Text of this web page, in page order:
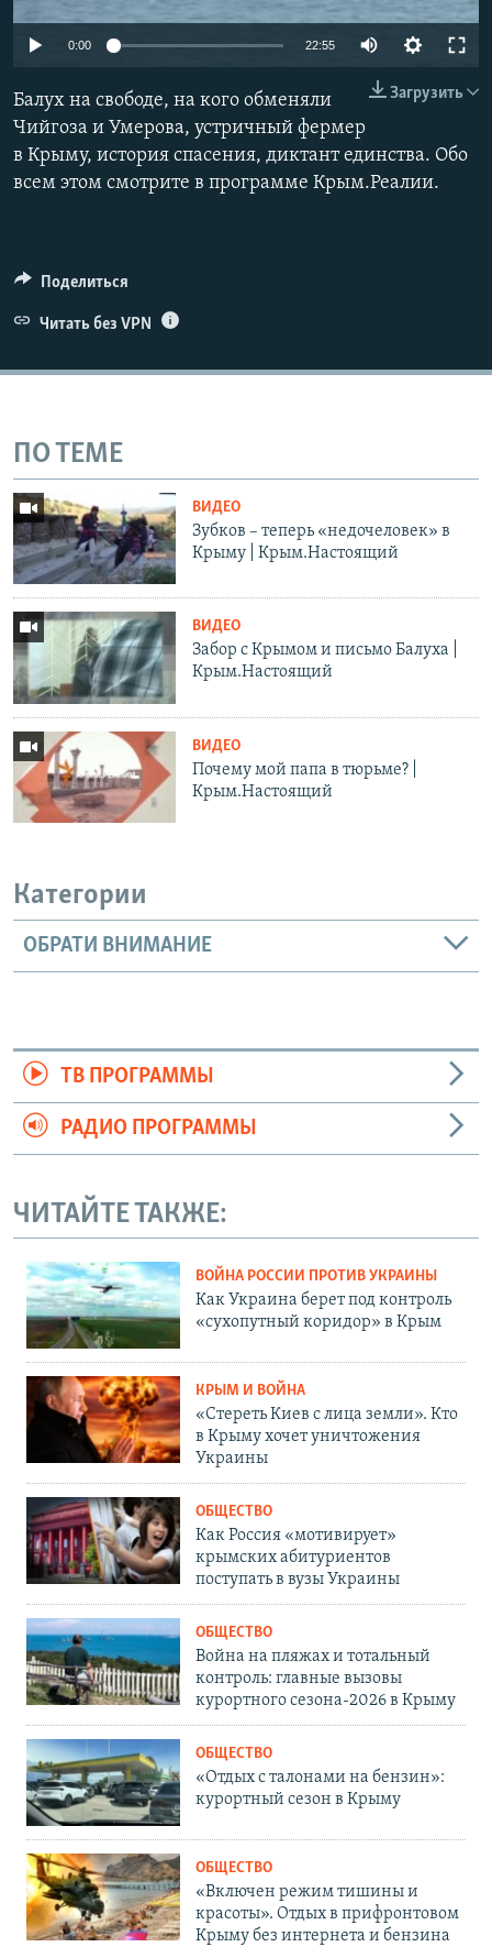
ПОБЕДИТЕЛЕЙ НЕ СУДЯТ?
ELIFBE
УКРАИНСКАЯ ПРОБЛЕМА КРЫМА
Все сайты RFE/RL
0:00 22:55
Загрузить
Балух на свободе, на кого обменяли
Чийгоза и Умерова, устричный фермер
в Крыму, история спасения, диктант единства. Обо
всем этом смотрите в программе Крым.Реалии.
Поделиться
Читать без VPN
ПО ТЕМЕ
ВИДЕО
Зубков – теперь «недочеловек» в
Крыму | Крым.Настоящий
ВИДЕО
Забор с Крымом и письмо Балуха |
Крым.Настоящий
ВИДЕО
Почему мой папа в тюрьме? |
Крым.Настоящий
Категории
ОБРАТИ ВНИМАНИЕ
ТВ ПРОГРАММЫ
РАДИО ПРОГРАММЫ
ЧИТАЙТЕ ТАКЖЕ:
ВОЙНА РОССИИ ПРОТИВ УКРАИНЫ
Как Украина берет под контроль
«сухопутный коридор» в Крым
КРЫМ И ВОЙНА
«Стереть Киев с лица земли». Кто
в Крыму хочет уничтожения
Украины
ОБЩЕСТВО
Как Россия «мотивирует»
крымских абитуриентов
поступать в вузы Украины
ОБЩЕСТВО
Война на пляжах и тотальный
контроль: главные вызовы
курортного сезона-2026 в Крыму
ОБЩЕСТВО
«Отдых с талонами на бензин»:
курортный сезон в Крыму
ОБЩЕСТВО
«Включен режим тишины и
красоты». Отдых в прифронтовом
Крыму без интернета и бензина